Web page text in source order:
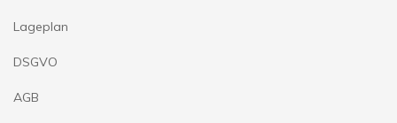
Lageplan
DSGVO
AGB